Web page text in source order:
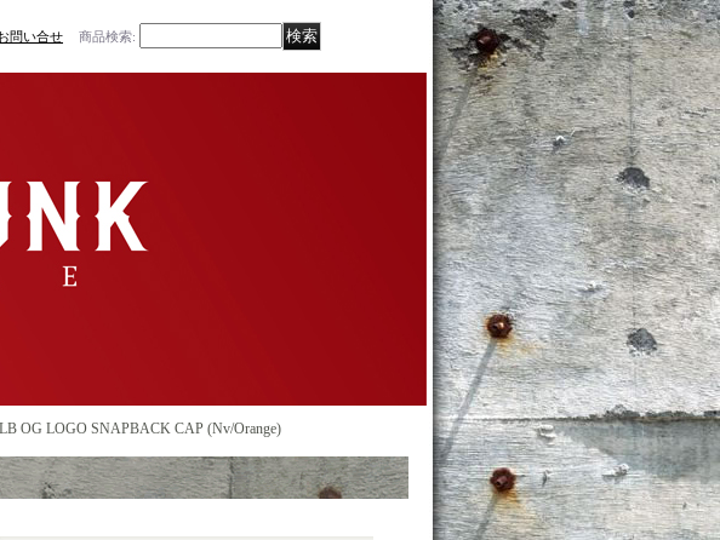
問い合せ 商品検索:
OG LOGO SNAPBACK CAP (Nv/Orange)